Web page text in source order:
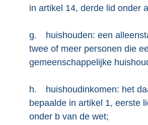
in artikel 14, derde lid onder
g.
huishouden: een
twee of meer personen die
gemeenschappelijke
h.
huishoudinkomen: het
bepaalde in artikel 1, eerste
onder b van de wet;